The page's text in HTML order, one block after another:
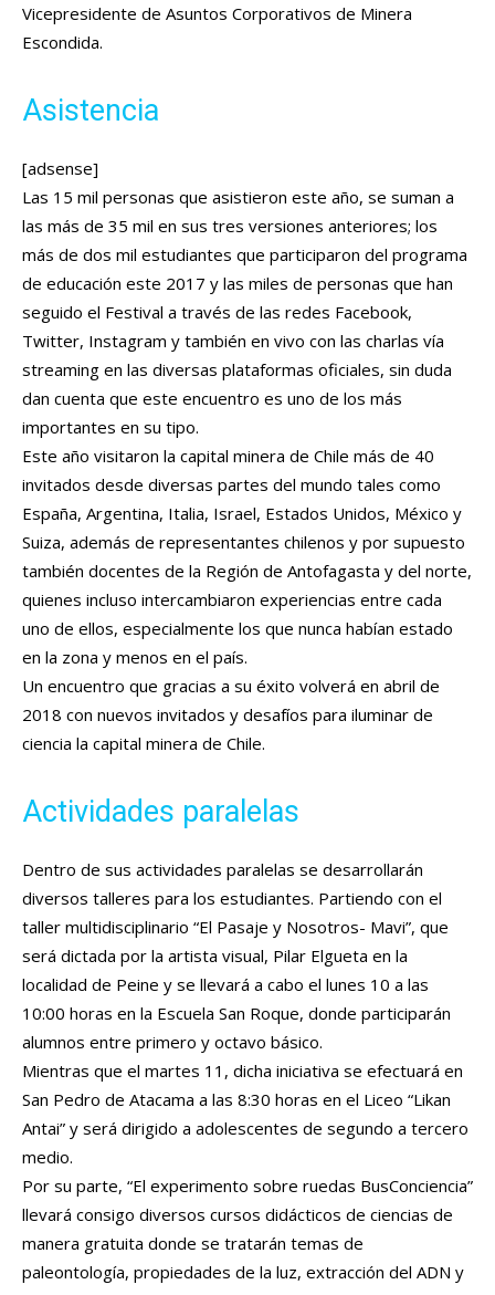
Vicepresidente de Asuntos Corporativos de Minera
Escondida.
Asistencia
[adsense]
Las 15 mil personas que asistieron este año, se suman a
las más de 35 mil en sus tres versiones anteriores; los
más de dos mil estudiantes que participaron del programa
de educación este 2017 y las miles de personas que han
seguido el Festival a través de las redes Facebook,
Twitter, Instagram y también en vivo con las charlas vía
streaming en las diversas plataformas oficiales, sin duda
dan cuenta que este encuentro es uno de los más
importantes en su tipo.
Este año visitaron la capital minera de Chile más de 40
invitados desde diversas partes del mundo tales como
España, Argentina, Italia, Israel, Estados Unidos, México y
Suiza, además de representantes chilenos y por supuesto
también docentes de la Región de Antofagasta y del norte,
quienes incluso intercambiaron experiencias entre cada
uno de ellos, especialmente los que nunca habían estado
en la zona y menos en el país.
Un encuentro que gracias a su éxito volverá en abril de
2018 con nuevos invitados y desafíos para iluminar de
ciencia la capital minera de Chile.
Actividades paralelas
Dentro de sus actividades paralelas se desarrollarán
diversos talleres para los estudiantes. Partiendo con el
taller multidisciplinario “El Pasaje y Nosotros- Mavi”, que
será dictada por la artista visual, Pilar Elgueta en la
localidad de Peine y se llevará a cabo el lunes 10 a las
10:00 horas en la Escuela San Roque, donde participarán
alumnos entre primero y octavo básico.
Mientras que el martes 11, dicha iniciativa se efectuará en
San Pedro de Atacama a las 8:30 horas en el Liceo “Likan
Antai” y será dirigido a adolescentes de segundo a tercero
medio.
Por su parte, “El experimento sobre ruedas BusConciencia”
llevará consigo diversos cursos didácticos de ciencias de
manera gratuita donde se tratarán temas de
paleontología, propiedades de la luz, extracción del ADN y